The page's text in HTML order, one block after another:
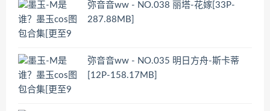
弥音音ww - NO.038 丽塔-花嫁[33P-
287.88MB]
弥音音ww - NO.035 明日方舟-斯卡蒂
[12P-158.17MB]